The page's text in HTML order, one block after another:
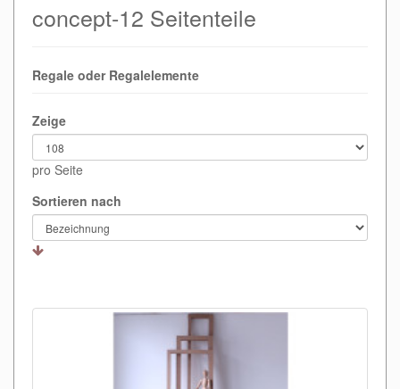
concept-12 Seitenteile
Regale oder Regalelemente
Zeige
pro Seite
Sortieren nach